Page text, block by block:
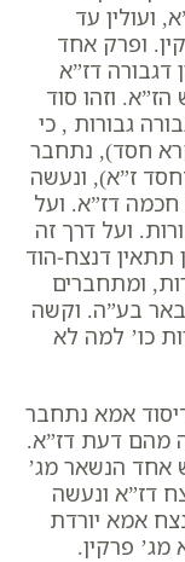
ועולין עד
ופרק אחד
דז”א
וזהו סוד
גבורות , כי
חסד), נתחבר
ז”א), ונעשה
דז”א. ועל
ועל דרך זה
תתאין דנצח-הוד
ומתחברים
בע”ה. וקשה
כו’ למה לא
דיסוד אמא נתחבר
מהם דעת דז”א.
אחד הנשאר מג’
דז”א ונעשה
אמא יורדת
מג’ פרקין.